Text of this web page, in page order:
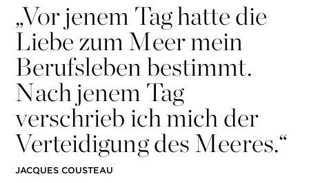
„Vor jenem Tag hatte die
Liebe zum Meer mein
Berufsleben bestimmt.
Nach jenem Tag
verschrieb ich mich der
Verteidigung des Meeres.“
JACQUES COUSTEAU